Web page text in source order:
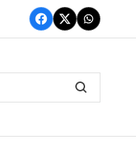
Facebook
TwitterWhatsApp